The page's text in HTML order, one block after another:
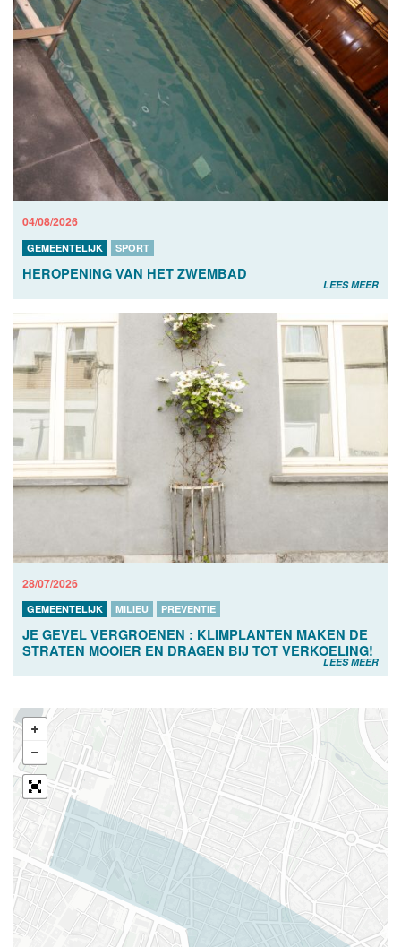
04/08/2026
GEMEENTELIJK SPORT
HEROPENING VAN HET ZWEMBAD
LEES MEER
28/07/2026
GEMEENTELIJK MILIEU PREVENTIE
JE GEVEL VERGROENEN : KLIMPLANTEN MAKEN DE
STRATEN MOOIER EN DRAGEN BIJ TOT VERKOELING!
LEES MEER